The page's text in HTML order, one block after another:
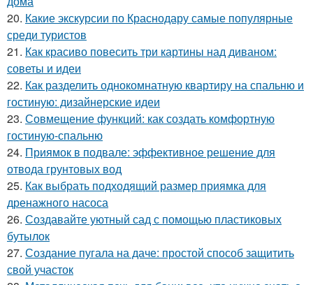
20. Какие экскурсии по Краснодару самые популярные
среди туристов
21. Как красиво повесить три картины над диваном:
советы и идеи
22. Как разделить однокомнатную квартиру на спальню и
гостиную: дизайнерские идеи
23. Совмещение функций: как создать комфортную
гостиную-спальню
24. Приямок в подвале: эффективное решение для
отвода грунтовых вод
25. Как выбрать подходящий размер приямка для
дренажного насоса
26. Создавайте уютный сад с помощью пластиковых
бутылок
27. Создание пугала на даче: простой способ защитить
свой участок